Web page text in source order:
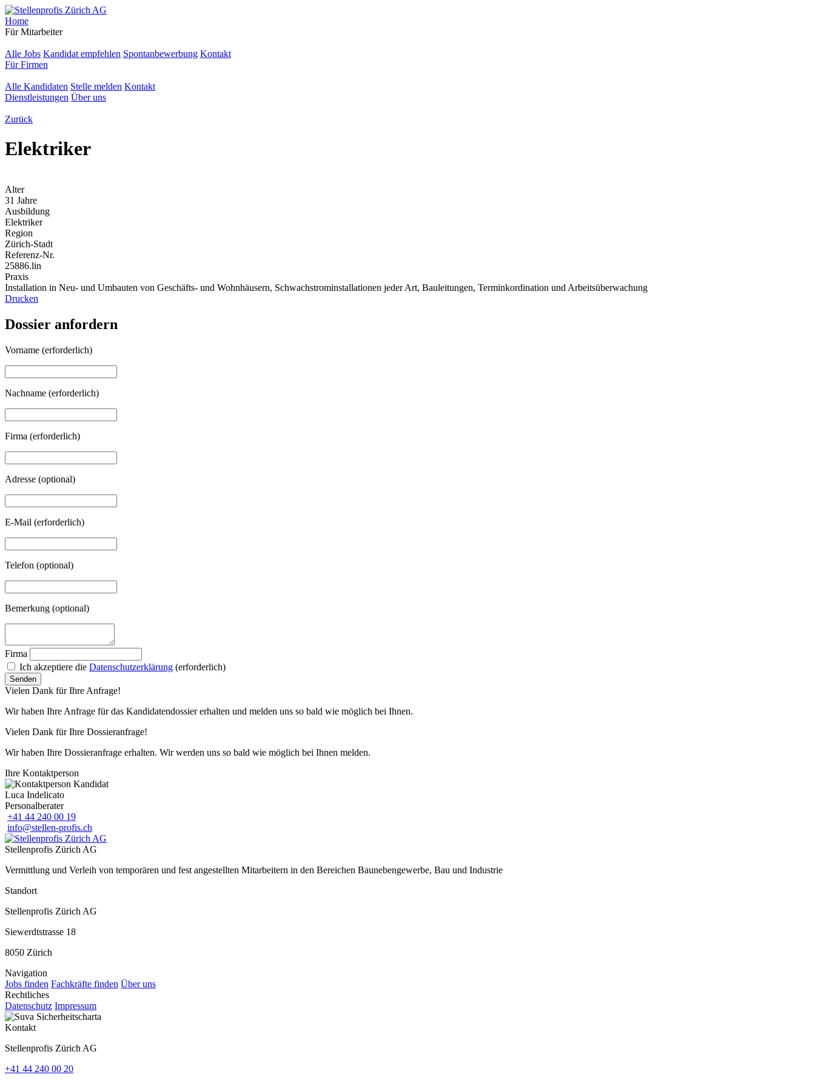
Home
Für Mitarbeiter
Alle Jobs Kandidat empfehlen Spontanbewerbung Kontakt
Für Firmen
Alle Kandidaten Stelle melden Kontakt
Dienstleistungen Über uns
Zurück
Elektriker
Alter
31 Jahre
Ausbildung
Elektriker
Region
Zürich-Stadt
Referenz-Nr.
25886.lin
Praxis
Installation in Neu- und Umbauten von Geschäfts- und Wohnhäusern, Schwachstrominstallationen jeder Art, Bauleitungen, Terminkordination und Arbeitsüberwachung
Drucken
Dossier anfordern
Vorname (erforderlich)
Nachname (erforderlich)
Firma (erforderlich)
Adresse (optional)
E-Mail (erforderlich)
Telefon (optional)
Bemerkung (optional)
Firma
Ich akzeptiere die Datenschutzerklärung (erforderlich)
Vielen Dank für Ihre Anfrage!
Wir haben Ihre Anfrage für das Kandidatendossier erhalten und melden uns so bald wie möglich bei Ihnen.
Vielen Dank für Ihre Dossieranfrage!
Wir haben Ihre Dossieranfrage erhalten. Wir werden uns so bald wie möglich bei Ihnen melden.
Ihre Kontakt­person
Luca Indelicato
Personalberater
+41 44 240 00 19
info@stellen-profis.ch
Stellenprofis Zürich AG
Vermittlung und Verleih von temporären und fest angestellten Mitarbeitern in den Bereichen Baunebengewerbe, Bau und Industrie
Standort
Stellenprofis Zürich AG
Siewerdtstrasse 18
8050 Zürich
Navigation
Jobs finden Fachkräfte finden Über uns
Rechtliches
Datenschutz Impressum
Kontakt
Stellenprofis Zürich AG
+41 44 240 00 20